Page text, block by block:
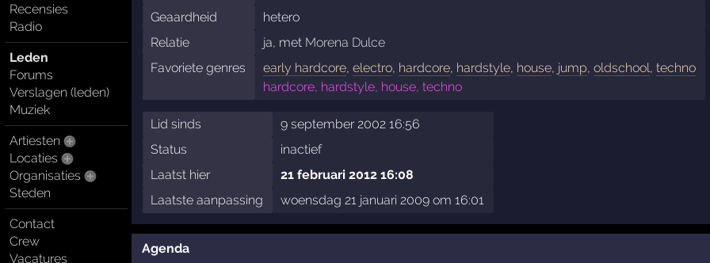
Recensies
Radio
Leden
Forums
Verslagen (leden)
Muziek
Artiesten
Locaties
Organisaties
Steden
Contact
Crew
Vacatures
Geaardheid
hetero
Relatie
ja, met Morena Dulce
Favoriete genres
early hardcore,electro, hardcore, hardstyle, house, jump,oldschool,techno
hardcore, hardstyle, house, techno
Lid sinds
9 september 2002 16:56
Status
inactief
Laatst hier
21 februari 2012 16:08
Laatste aanpassing
woensdag 21 januari 2009 om 16:01
Agenda